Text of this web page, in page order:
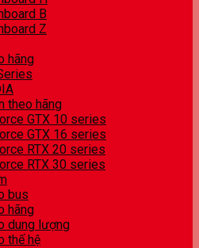
B
Z
hãng
theo hãng
GTX 10 series
GTX 16 series
RTX 20 series
RTX 30 series
bus
hãng
dung lượng
thế hệ